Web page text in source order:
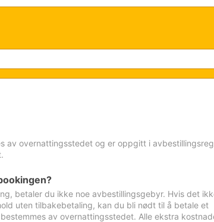
av overnattingsstedet og er oppgitt i
betaler du ikke noe avbestillingsgebyr. Hvis det
uten tilbakebetaling, kan du bli nødt til å betale et
av overnattingsstedet. Alle ekstra